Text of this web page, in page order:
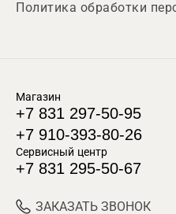
Политика обработки
Магазин
+7 831 297-50-95
+7 910-393-80-26
Сервисный центр
+7 831 295-50-67
ЗАКАЗАТЬ ЗВОНОК